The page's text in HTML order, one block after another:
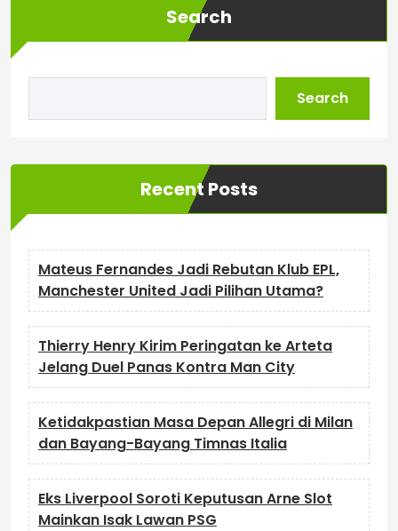
Search
Search
Recent Posts
Mateus Fernandes Jadi Rebutan Klub EPL,
Manchester United Jadi Pilihan Utama?
Thierry Henry Kirim Peringatan ke Arteta
Jelang Duel Panas Kontra Man City
Ketidakpastian Masa Depan Allegri di Milan
dan Bayang-Bayang Timnas Italia
Eks Liverpool Soroti Keputusan Arne Slot
Mainkan Isak Lawan PSG